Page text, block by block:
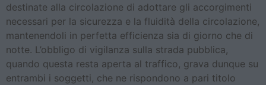
destinate alla circolazione di adottare gli accorgimenti
necessari per la sicurezza e la fluidità della circolazione,
mantenendoli in perfetta efficienza sia di giorno che di
notte. L’obbligo di vigilanza sulla strada pubblica,
quando questa resta aperta al traffico, grava dunque su
entrambi i soggetti, che ne rispondono a pari titolo